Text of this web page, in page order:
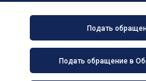
Подать
Подать обращение в